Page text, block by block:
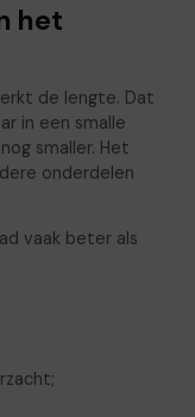
het
de lengte. Dat
in een smalle
smaller. Het
onderdelen
vaak beter als